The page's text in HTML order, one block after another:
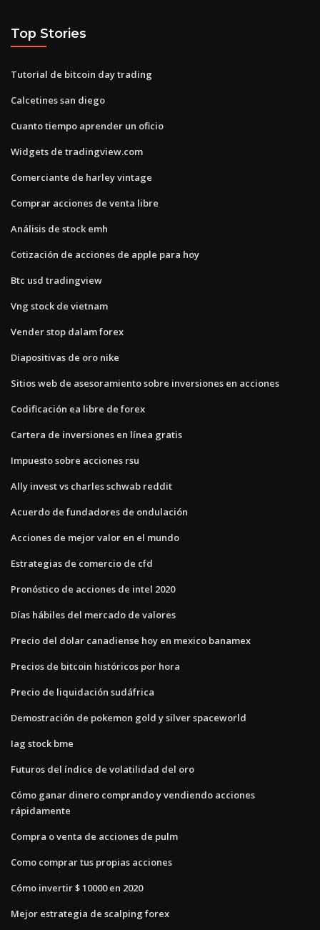
Top Stories
Tutorial de bitcoin day trading
Calcetines san diego
Cuanto tiempo aprender un oficio
Widgets de tradingview.com
Comerciante de harley vintage
Comprar acciones de venta libre
Análisis de stock emh
Cotización de acciones de apple para hoy
Btc usd tradingview
Vng stock de vietnam
Vender stop dalam forex
Diapositivas de oro nike
Sitios web de asesoramiento sobre inversiones en acciones
Codificación ea libre de forex
Cartera de inversiones en línea gratis
Impuesto sobre acciones rsu
Ally invest vs charles schwab reddit
Acuerdo de fundadores de ondulación
Acciones de mejor valor en el mundo
Estrategias de comercio de cfd
Pronóstico de acciones de intel 2020
Días hábiles del mercado de valores
Precio del dolar canadiense hoy en mexico banamex
Precios de bitcoin históricos por hora
Precio de liquidación sudáfrica
Demostración de pokemon gold y silver spaceworld
Iag stock bme
Futuros del índice de volatilidad del oro
Cómo ganar dinero comprando y vendiendo acciones
rápidamente
Compra o venta de acciones de pulm
Como comprar tus propias acciones
Cómo invertir $ 10000 en 2020
Mejor estrategia de scalping forex